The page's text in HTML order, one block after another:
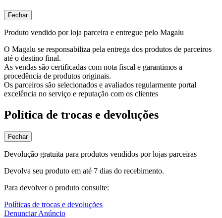
Fechar
Produto vendido por loja parceira e entregue pelo Magalu
O Magalu se responsabiliza pela entrega dos produtos de parceiros
até o destino final.
As vendas são certificadas com nota fiscal e garantimos a
procedência de produtos originais.
Os parceiros são selecionados e avaliados regularmente portal
excelência no serviço e reputação com os clientes
Política de trocas e devoluções
Fechar
Devolução gratuita para produtos vendidos por lojas parceiras
Devolva seu produto em até 7 dias do recebimento.
Para devolver o produto consulte:
Políticas de trocas e devoluções
Denunciar Anúncio